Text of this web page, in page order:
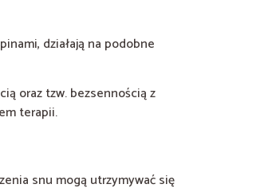
działają na podobne
oraz tzw. bezsennością z
terapii.
snu mogą utrzymywać się